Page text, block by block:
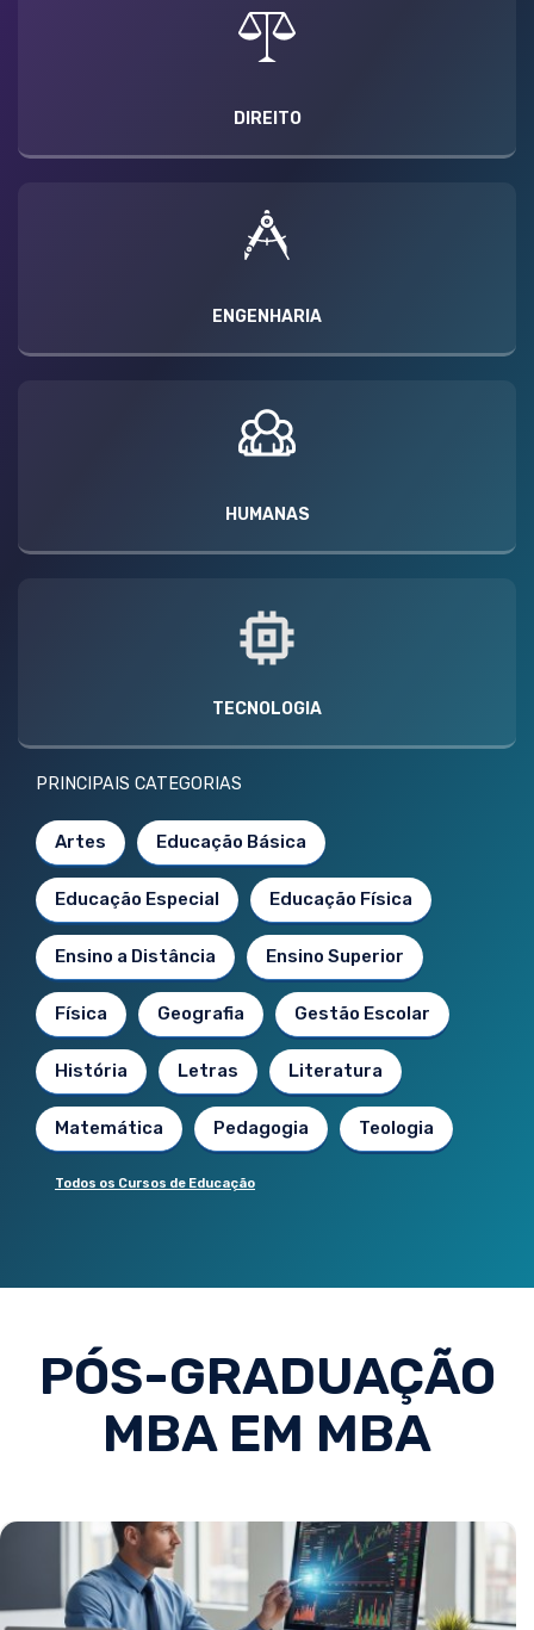
DIREITO
ENGENHARIA
HUMANAS
TECNOLOGIA
PRINCIPAIS CATEGORIAS
Artes Educação Básica
Educação Especial Educação Física
Ensino a Distância Ensino Superior
Física Geografia Gestão Escolar
História Letras Literatura
Matemática Pedagogia Teologia
Todos os Cursos de Educação
PÓS-GRADUAÇÃO
MBA EM MBA